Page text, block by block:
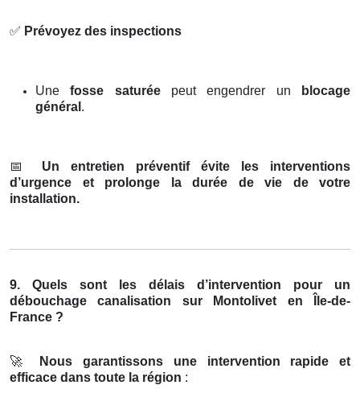
✅ Prévoyez des inspections
Unefosse saturéepeut engendrer un
blocage
général .
📅
Un entretien préventif évite les interventions
d’urgence et prolonge la durée de vie de votre
installation.
9. Quels sont les délais d’intervention pour un
débouchage canalisation sur Montolivet en Île-de-
France ?
🚀
Nous garantissons une intervention rapide et
efficace dans toute la région :